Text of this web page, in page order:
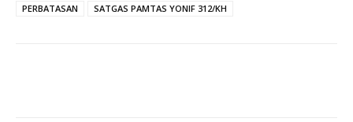
PERBATASAN
SATGAS PAMTAS YONIF 312/KH